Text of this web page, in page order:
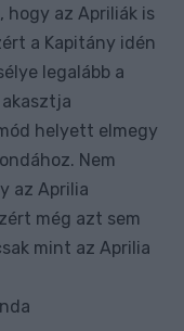
hogy az Apriliák is
a Kapitány idén
legalább a
helyett elmegy
Nem
az Aprilia
még azt sem
mint az Aprilia